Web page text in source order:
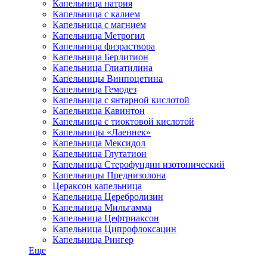
Капельница натрия
Капельница с калием
Капельница с магнием
Капельница Метрогил
Капельница физраствора
Капельница Берлитион
Капельница Глиатилина
Капельницы Винпоцетина
Капельница Гемодез
Капельница с янтарной кислотой
Капельница Кавинтон
Капельница с тиоктовой кислотой
Капельницы «Лаеннек»
Капельница Мексидол
Капельница Глутатион
Капельница Стерофундин изотонический
Капельницы Преднизолона
Цераксон капельница
Капельница Церебролизин
Капельница Мильгамма
Капельница Цефтриаксон
Капельница Ципрофлоксацин
Капельница Рингер
Еще